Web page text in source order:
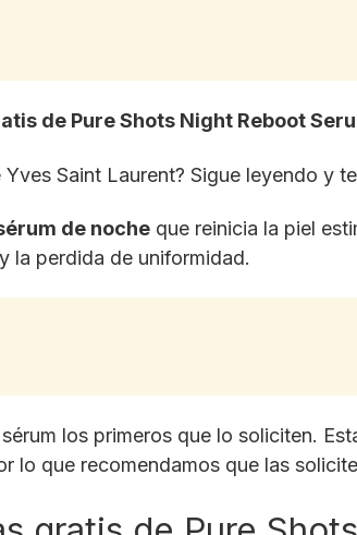
de Pure Shots Night Reboot
Saint Laurent? Sigue leyendo y
de noche que reinicia la piel
la perdida de uniformidad.
los primeros que lo soliciten.
lo que recomendamos que las